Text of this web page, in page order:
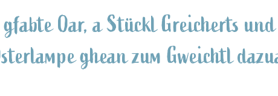
Oar, a Stückl Greicherts und
ghean zum Gweichtl